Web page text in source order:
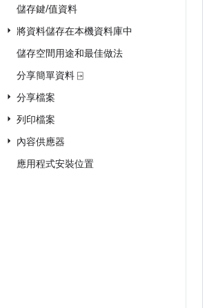
儲存鍵/值資料
將資料儲存在本機資料庫中
儲存空間用途和最佳做法
分享簡單資料 ⍈
分享檔案
列印檔案
內容供應器
應用程式安裝位置